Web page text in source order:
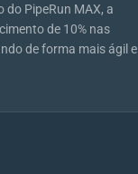
do PipeRun MAX, a
de 10% nas
de forma mais ágil e